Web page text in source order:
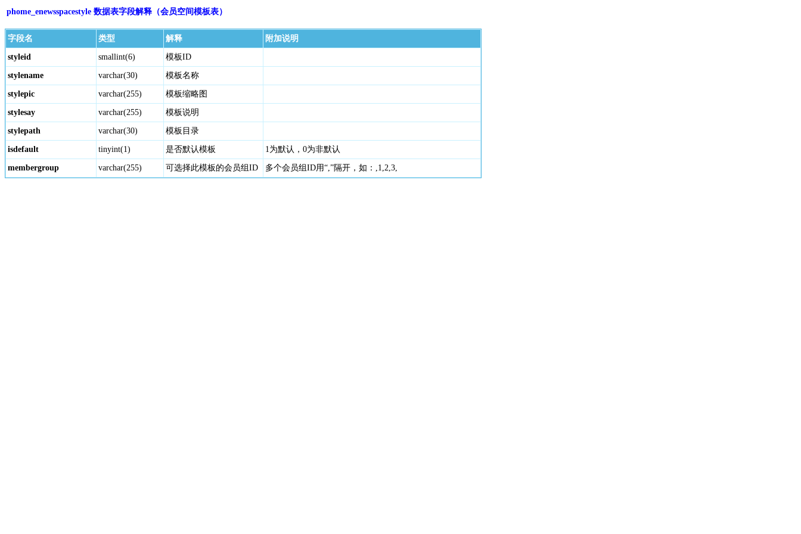
phome_enewsspacestyle 数据表字段解释（会员空间模板表）
字段名 类型 解释 附加说明
styleid smallint(6) 模板ID
stylename varchar(30) 模板名称
stylepic varchar(255) 模板缩略图
stylesay varchar(255) 模板说明
stylepath varchar(30) 模板目录
isdefault tinyint(1) 是否默认模板 1为默认，0为非默认
membergroup varchar(255) 可选择此模板的会员组ID 多个会员组ID用“,”隔开，如：,1,2,3,